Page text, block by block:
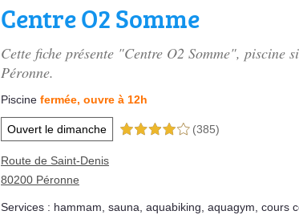
Centre O2 Somme
Cette fiche présente "Centre O2 Somme", piscine
Péronne.
Piscine fermée, ouvre à 12h
Ouvert le dimanche 4,0 étoiles sur 5 (385)
Route de Saint-Denis
80200 Péronne
Services : hammam sauna aquabiking aquagym cours